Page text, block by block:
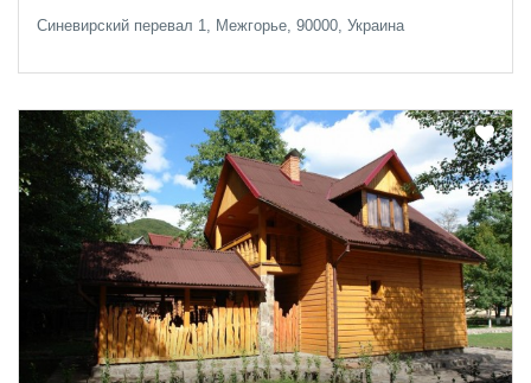
Синевирский перевал 1, Межгорье, 90000, Украина